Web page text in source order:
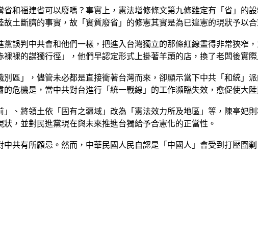
和福建省可以廢嗎？事實上，憲法增修條文第九條雖定有「省」的
土斷臍的事實，故「實質廢省」的修憲其實是為已違憲的現狀予以合
誤判中共會和他們一樣，把進入台灣獨立的那條紅線畫得非常狹窄
裸的謀獨行徑」，他們早認定形式上掛著羊頭的店，換了老闆後實際
區」，儘管未必都是直接衝著台灣而來，卻顯示當下中共「和統」
的危機是，當中共對台進行「統一戰線」的工作瀕臨失效，愈促使大
、將領土依「固有之疆域」改為「憲法效力所及地區」等，陳亭妃
，並對民進黨現在與未來推進台獨給予合憲化的正當性。
共有所顧忌。然而，中華民國人民自認是「中國人」會受到打壓圍